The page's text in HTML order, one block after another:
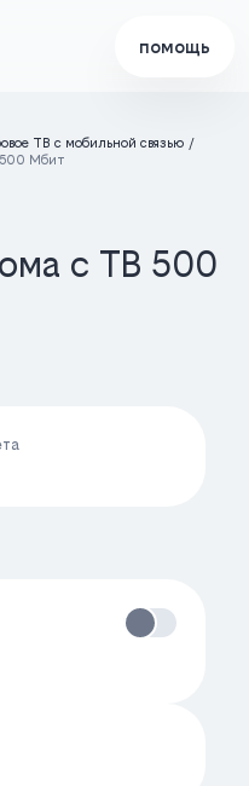
помощь
ТВ с мобильной связью
500 Мбит
с ТВ 500